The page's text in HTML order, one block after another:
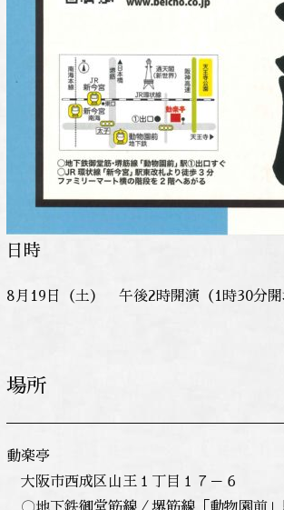
日時
8月19日（土 ） 午後2時開演（1時30分開
場所
動楽亭
大阪市西成区山王１丁目１７－６